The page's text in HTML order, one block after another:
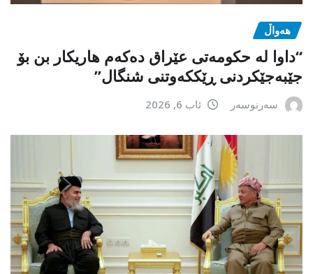
هەواڵ
“داوا لە حكومەتی عێراق دەكەم هاریكار بن بۆ
جێبەجێكردنی ڕێككەوتنی شنگال”
سەرنوسەر ئاب 6, 2026